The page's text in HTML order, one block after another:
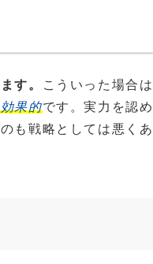
す。
こういった場合は
果的です。実力を認め
も戦略としては悪くあ